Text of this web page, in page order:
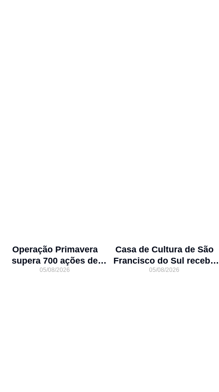
Operação Primavera
supera 700 ações de
prevenção em São
05/08/2026
Casa de Cultura de São
Francisco do Sul recebe
concertos gratuitos do
05/08/2026